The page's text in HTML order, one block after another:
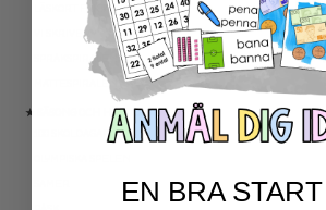
LÄSKORT FAKTA
VI SKRIVER
SPRÅKSPIRALEN
MATTESPIRALEN
★ SÄSONG OCH HÖGTIDER
100 SKOLDAGAR
EN BRA